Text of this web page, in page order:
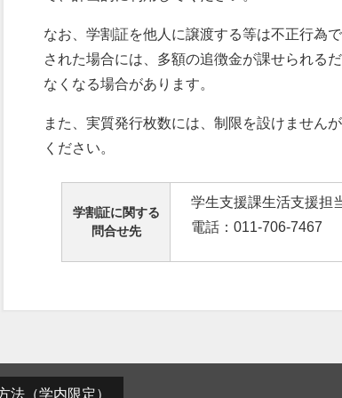
なお、学割証を他人に譲渡する等は不正行為
された場合には、多額の追徴金が課せられる
なくなる場合があります。
また、実質発行枚数には、制限を設けません
ください。
学割証に関する
問合せ先
学生支援課生活支援担
電話：011-706-7467
法（学内限定）